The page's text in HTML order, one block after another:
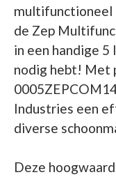
multifunctioneel
de Zep
in een handige
nodig hebt! Met
Industries een
diverse
Deze